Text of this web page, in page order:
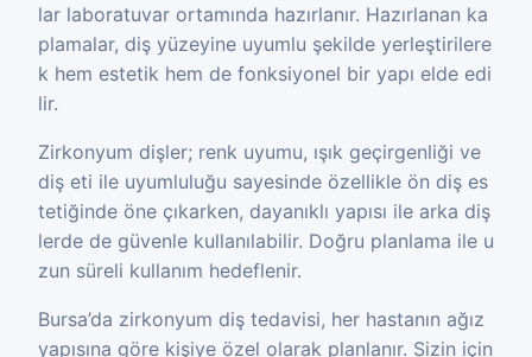
lar laboratuvar ortamında hazırlanır. Hazırlanan ka
plamalar, diş yüzeyine uyumlu şekilde yerleştirilere
k hem estetik hem de fonksiyonel bir yapı elde edi
lir.
Zirkonyum dişler; renk uyumu, ışık geçirgenliği ve
diş eti ile uyumluluğu sayesinde özellikle ön diş es
tetiğinde öne çıkarken, dayanıklı yapısı ile arka diş
lerde de güvenle kullanılabilir. Doğru planlama ile u
zun süreli kullanım hedeflenir.
Bursa’da zirkonyum diş tedavisi, her hastanın ağız
yapısına göre kişiye özel olarak planlanır. Sizin için